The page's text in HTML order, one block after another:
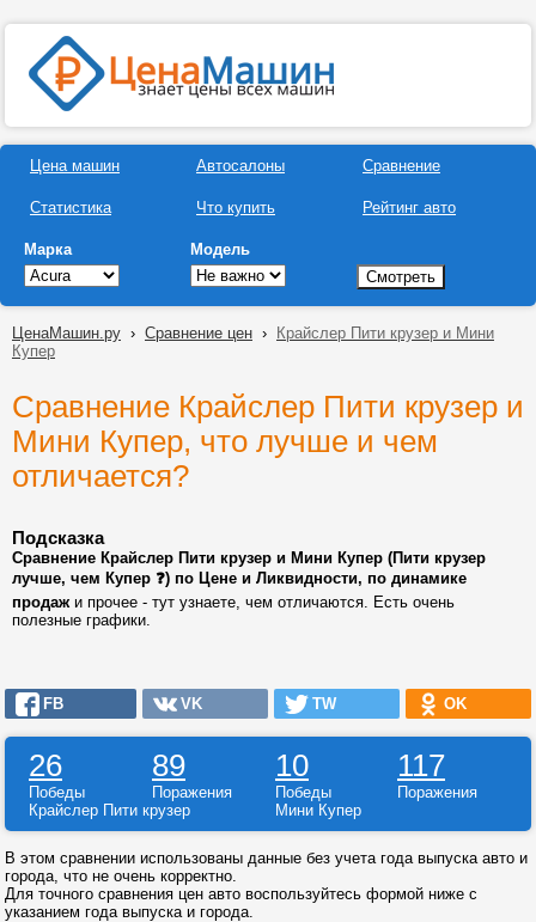
Цена машин
Статистика
Автосалоны
Что купить
Сравнение
Рейтинг авто
Марка Модель
ЦенаМашин.ру › Сравнение цен ›
Крайслер Пити крузер и Мини
Купер
Сравнение Крайслер Пити крузер и
Мини Купер, что лучше и чем
отличается?
Подсказка
Сравнение Крайслер Пити крузер и Мини Купер (Пити крузер
лучше, чем Купер ❓) по Цене и Ликвидности, по динамике
продажи прочее - тут узнаете, чем отличаются. Есть очень
полезные графики.
FB VK TW OK
26 89 10 117
Победы Поражения Победы
Поражения
Крайслер Пити крузер
Мини Купер
В этом сравнении использованы данные без учета года выпуска авто и
города, что не очень корректно.
Для точного сравнения цен авто воспользуйтесь формой ниже с
указанием года выпуска и города.